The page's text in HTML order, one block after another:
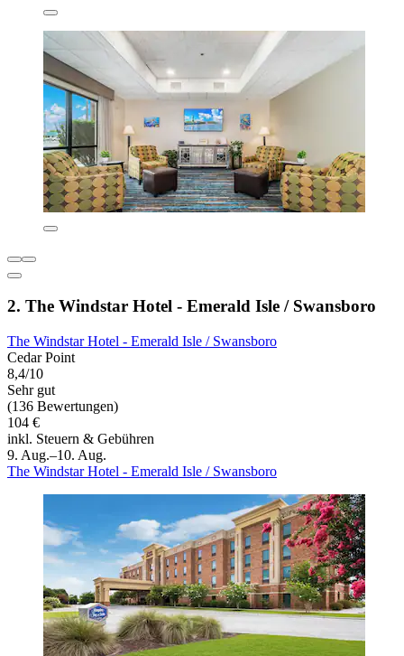
2. The Windstar Hotel - Emerald Isle / Swansboro
The Windstar Hotel - Emerald Isle / Swansboro
Cedar Point
8,4/10
Sehr gut
(136 Bewertungen)
104 €
inkl. Steuern & Gebühren
9. Aug.–10. Aug.
The Windstar Hotel - Emerald Isle / Swansboro